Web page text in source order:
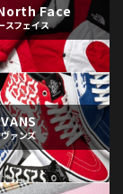
Face
スフェイス
VANS
ヴァンズ